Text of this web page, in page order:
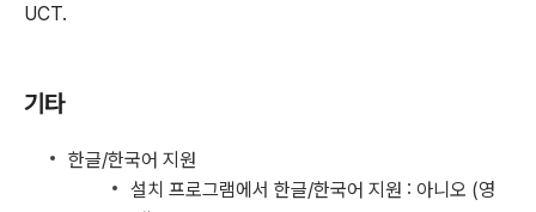
UCT.
기타
한글/한국어 지원
설치 프로그램에서 한글/한국어 지원 : 아니오 (영